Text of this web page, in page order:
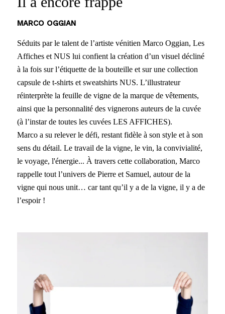
MARCO OGGIAN
Séduits par le talent de l’artiste vénitien Marco Oggian, Les
Affiches et NUS lui confient la création d’un visuel décliné
à la fois sur l’étiquette de la bouteille et sur une collection
capsule de t-shirts et sweatshirts NUS. L’illustrateur
réinterprète la feuille de vigne de la marque de vêtements,
ainsi que la personnalité des vignerons auteurs de la cuvée
(à l’instar de toutes les cuvées LES AFFICHES).
Marco a su relever le défi, restant fidèle à son style et à son
sens du détail. Le travail de la vigne, le vin, la convivialité,
le voyage, l'énergie... À travers cette collaboration, Marco
rappelle tout l’univers de Pierre et Samuel, autour de la
vigne qui nous unit… car tant qu’il y a de la vigne, il y a de
l’espoir !